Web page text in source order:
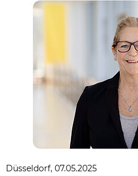
Düsseldorf, 07.05.2025